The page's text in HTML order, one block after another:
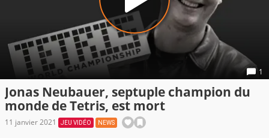
1
Jonas Neubauer, septuple champion du
monde de Tetris, est mort
11 janvier 2021 JEU VIDÉO NEWS